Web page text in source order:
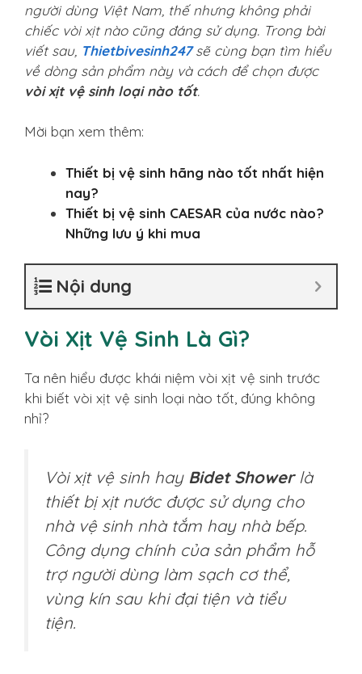
người dùng Việt Nam, thế nhưng không phải
chiếc vòi xịt nào cũng đáng sử dụng. Trong bài
viết sau, Thietbivesinh247sẽ cùng bạn tìm hiểu
về dòng sản phẩm này và cách để chọn được
vòi xịt vệ sinh loại nào tốt.
Mời bạn xem thêm:
Thiết bị vệ sinh hãng nào tốt nhất hiện
nay?
Thiết bị vệ sinh CAESAR của nước nào?
Những lưu ý khi mua
Nội dung
Vòi Xịt Vệ Sinh Là Gì?
Ta nên hiểu được khái niệm vòi xịt vệ sinh trước
khi biết vòi xịt vệ sinh loại nào tốt, đúng không
nhỉ?
Vòi xịt vệ sinh hay Bidet Showerlà
thiết bị xịt nước được sử dụng cho
nhà vệ sinh nhà tắm hay nhà bếp.
Công dụng chính của sản phẩm hỗ
trợ người dùng làm sạch cơ thể,
vùng kín sau khi đại tiện và tiểu
tiện.